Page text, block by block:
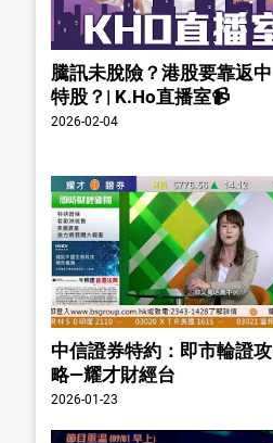
騰訊未脫險？港股要靠返中
特股？| K.Ho直播室📹
2026-02-04
中信證券特約：即市輪證攻
略—耀才財經台
2026-01-23